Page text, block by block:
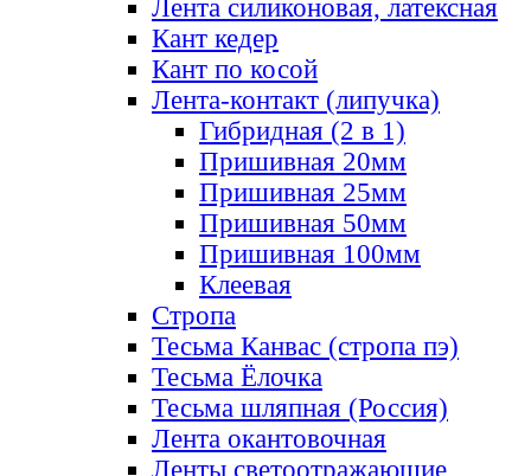
Лента силиконовая, латексная
Кант кедер
Кант по косой
Лента-контакт (липучка)
Гибридная (2 в 1)
Пришивная 20мм
Пришивная 25мм
Пришивная 50мм
Пришивная 100мм
Клеевая
Стропа
Тесьма Канвас (стропа пэ)
Тесьма Ёлочка
Тесьма шляпная (Россия)
Лента окантовочная
Ленты светоотражающие